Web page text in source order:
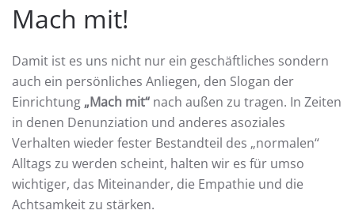
Mach mit!
Damit ist es uns nicht nur ein geschäftliches sondern
auch ein persönliches Anliegen, den Slogan der
Einrichtung „Mach mit“ nach außen zu tragen. In Zeiten
in denen Denunziation und anderes asoziales
Verhalten wieder fester Bestandteil des „normalen“
Alltags zu werden scheint, halten wir es für umso
wichtiger, das Miteinander, die Empathie und die
Achtsamkeit zu stärken.